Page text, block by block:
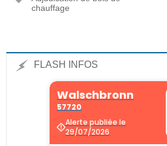
chauffage
FLASH INFOS